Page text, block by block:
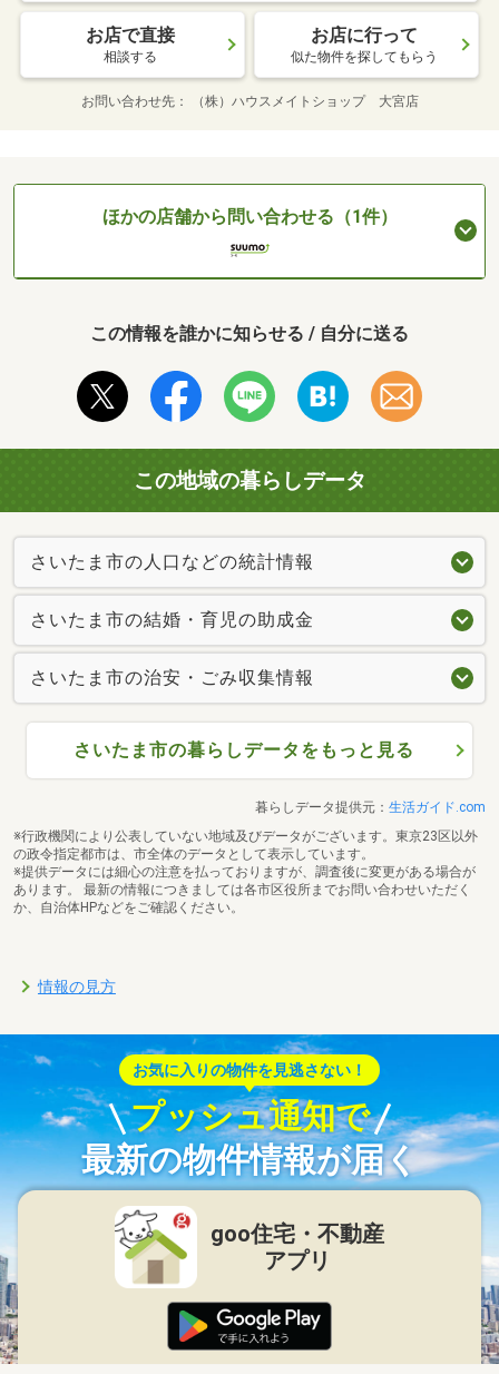
お店で直接
相談する
お店に行って
似た物件を探してもらう
お問い合わせ先 （株）ハウスメイトショップ 大宮店
ほかの店舗から問い合わせる（1件）
この情報を誰かに知らせる / 自分に送る
この地域の暮らしデータ
さいたま市の人口などの統計情報
さいたま市の結婚・育児の助成金
さいたま市の治安・ごみ収集情報
さいたま市の暮らしデータをもっと見る
暮らしデータ提供元： 生活ガイド.com
※行政機関により公表していない地域及びデータがございます。東京23区以外
の政令指定都市は、市全体のデータとして表示しています。
※提供データには細心の注意を払っておりますが、調査後に変更がある場合が
あります。 最新の情報につきましては各市区役所までお問い合わせいただく
か、自治体HPなどをご確認ください。
情報の見方
お気に入りの物件を見逃さない！
プッシュ通知で
最新の物件情報が届く
goo住宅・不動産
アプリ